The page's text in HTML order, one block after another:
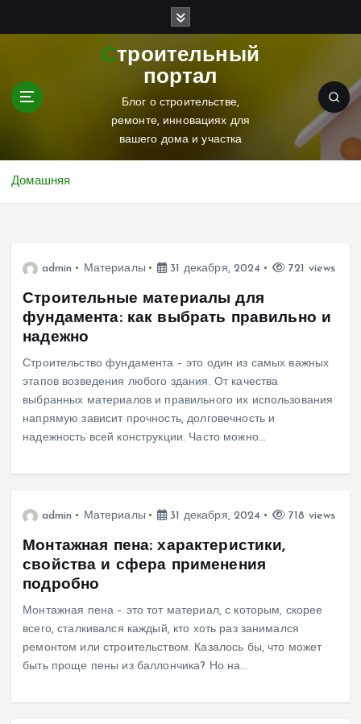
Строительный
портал
Блог о строительстве,
ремонте, инновациях для
вашего дома и участка
Домашняя
admin Материалы 31 декабря, 2024 721 views
Строительные материалы для
фундамента: как выбрать правильно и
надежно
Строительство фундамента – это один из самых важных
этапов возведения любого здания. От качества
выбранных материалов и правильного их использования
напрямую зависит прочность, долговечность и
надежность всей конструкции. Часто можно…
admin Материалы 31 декабря, 2024 718 views
Монтажная пена: характеристики,
свойства и сфера применения
подробно
Монтажная пена – это тот материал, с которым, скорее
всего, сталкивался каждый, кто хоть раз занимался
ремонтом или строительством. Казалось бы, что может
быть проще пены из баллончика? Но на…